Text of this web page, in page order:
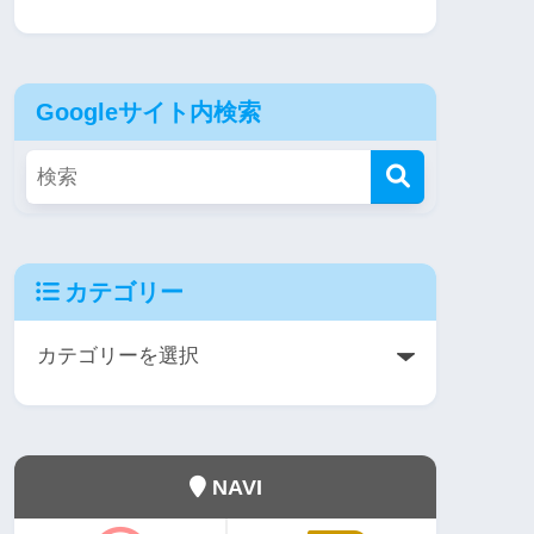
Googleサイト内検索
カテゴリー
NAVI